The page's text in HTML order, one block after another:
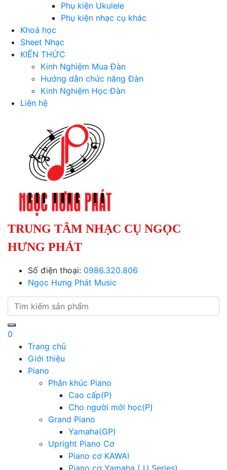
Phụ kiện Ukulele
Phụ kiện nhạc cụ khác
Khoá học
Sheet Nhạc
KIẾN THỨC
Kinh Nghiệm Mua Đàn
Hướng dẫn chức năng Đàn
Kinh Nghiệm Học Đàn
Liên hệ
TRUNG TÂM NHẠC CỤ NGỌC
HƯNG PHÁT
Số điện thoại: 0986.320.806
Ngọc Hưng Phát Music
0
Trang chủ
Giới thiệu
Piano
Phân khúc Piano
Cao cấp(P)
Cho người mới học(P)
Grand Piano
Yamaha(GP)
Upright Piano Cơ
Piano cơ KAWAI
Piano cơ Yamaha ( U Series)